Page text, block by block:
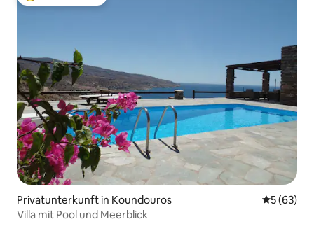
Privatunterkunft in Koundouros
5 (63)
Villa mit Pool und Meerblick